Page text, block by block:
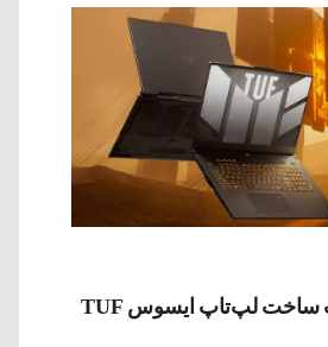
طراحی و کیفیت ساخت لپ‌تاپ ایسوس TUF